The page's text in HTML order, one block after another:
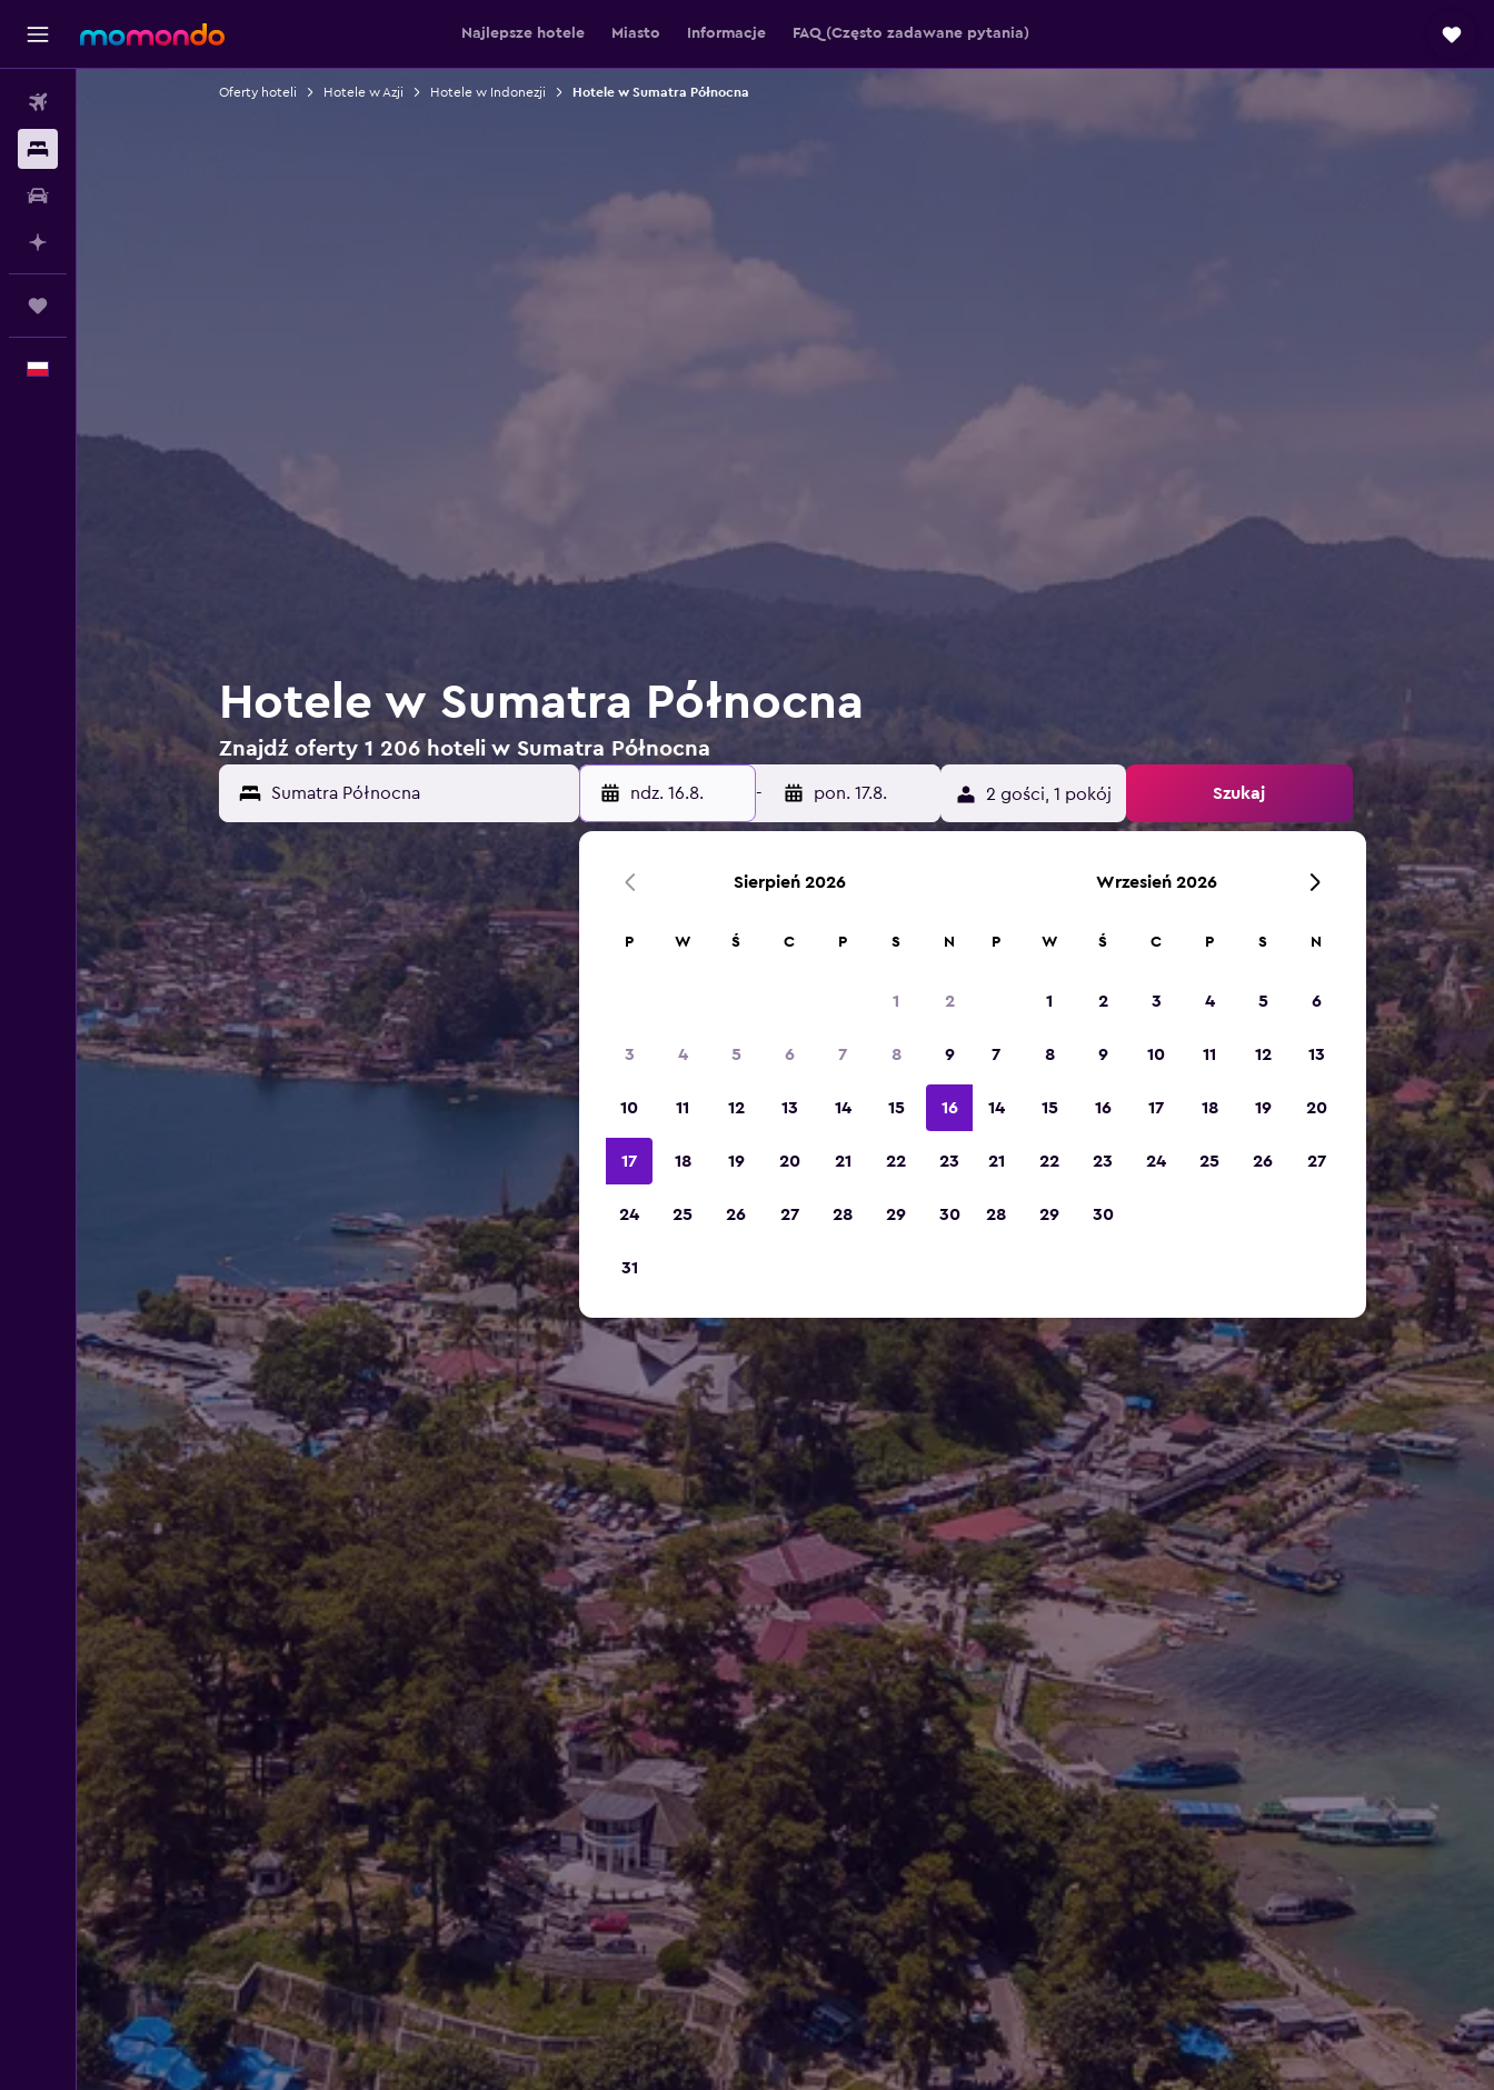
Najlepsze hotele Miasto Informacje FAQ (Często zadawane pytania)
Oferty hoteli Hotele w Azji Hotele w Indonezji Hotele w Sumatra Północna
Hotele w Sumatra Północna
Znajdź oferty 1 206 hoteli w Sumatra Północna
ndz. 16.8. - pon. 17.8. 2 gości, 1 pokój Szukaj
Sierpień 2026
P W Ś C P S N
1 2
3 4 5 6 7 8 9
10 11 12 13 14 15 16
17 18 19 20 21 22 23
24 25 26 27 28 29 30
31
Wrzesień 2026
P W Ś C P S N
1 2 3 4 5 6
7 8 9 10 11 12 13
14 15 16 17 18 19 20
21 22 23 24 25 26 27
28 29 30